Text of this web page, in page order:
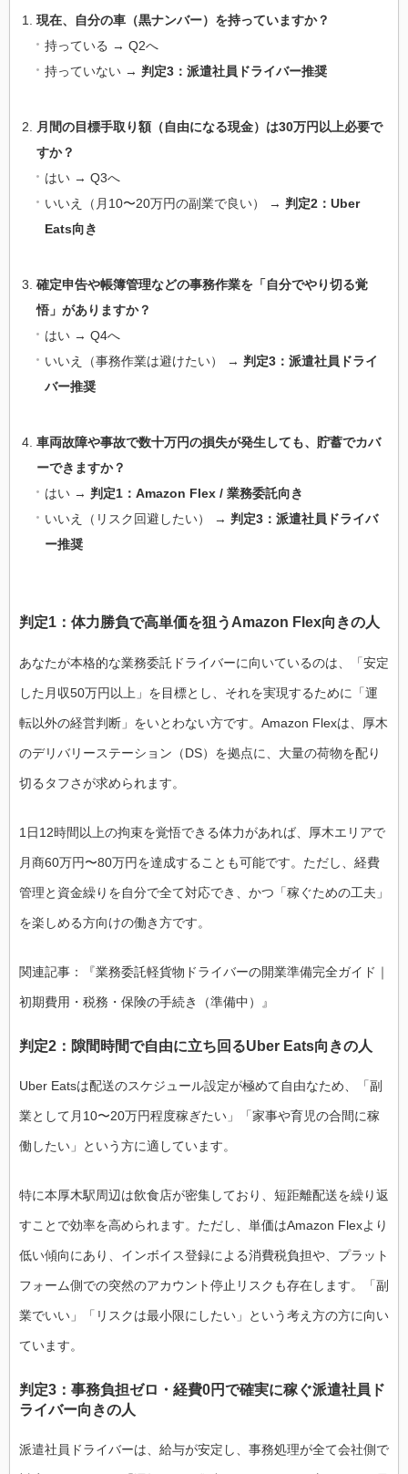
現在、自分の車（黒ナンバー）を持っていますか？
持っている → Q2へ
持っていない → 判定3：派遣社員ドライバー推奨
月間の目標手取り額（自由になる現金）は30万円以上必要で
すか？
はい → Q3へ
いいえ（月10〜20万円の副業で良い） → 判定2：Uber
Eats向き
確定申告や帳簿管理などの事務作業を「自分でやり切る覚
悟」がありますか？
はい → Q4へ
いいえ（事務作業は避けたい） → 判定3：派遣社員ドライ
バー推奨
車両故障や事故で数十万円の損失が発生しても、貯蓄でカバ
ーできますか？
はい → 判定1：Amazon Flex / 業務委託向き
いいえ（リスク回避したい） → 判定3：派遣社員ドライバ
ー推奨
判定1：体力勝負で高単価を狙うAmazon Flex向きの人
あなたが本格的な業務委託ドライバーに向いているのは、「安定
した月収50万円以上」を目標とし、それを実現するために「運
転以外の経営判断」をいとわない方です。Amazon Flexは、厚木
のデリバリーステーション（DS）を拠点に、大量の荷物を配り
切るタフさが求められます。
1日12時間以上の拘束を覚悟できる体力があれば、厚木エリアで
月商60万円〜80万円を達成することも可能です。ただし、経費
管理と資金繰りを自分で全て対応でき、かつ「稼ぐための工夫」
を楽しめる方向けの働き方です。
関連記事：『業務委託軽貨物ドライバーの開業準備完全ガイド｜
初期費用・税務・保険の手続き（準備中）』
判定2：隙間時間で自由に立ち回るUber Eats向きの人
Uber Eatsは配送のスケジュール設定が極めて自由なため、「副
業として月10〜20万円程度稼ぎたい」「家事や育児の合間に稼
働したい」という方に適しています。
特に本厚木駅周辺は飲食店が密集しており、短距離配送を繰り返
すことで効率を高められます。ただし、単価はAmazon Flexより
低い傾向にあり、インボイス登録による消費税負担や、プラット
フォーム側での突然のアカウント停止リスクも存在します。「副
業でいい」「リスクは最小限にしたい」という考え方の方に向い
ています。
判定3：事務負担ゼロ・経費0円で確実に稼ぐ派遣社員ド
ライバー向きの人
派遣社員ドライバーは、給与が安定し、事務処理が全て会社側で